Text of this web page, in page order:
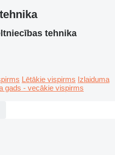
tehnika
Lētākie vispirms Izlaiduma
gads - vecākie vispirms